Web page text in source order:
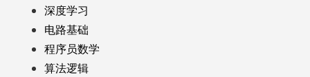
深度学习
电路基础
程序员数学
算法逻辑